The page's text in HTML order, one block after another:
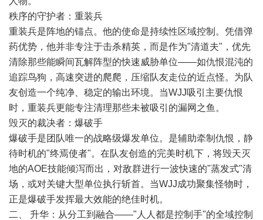
秩序的守护者：重装兵
重装兵是阵地的锚点。他的使命是持续性区域控制。凭借弹
药优势，他并非专注于击杀精英，而是作为"清道夫"，优先
清除那些能瞬间瓦解阵型的快速威胁单位——如仇恨混沌的
追踪鸟狗，高速突进的爬爬，压缩队友走位的近点怪。为队
友创造一个纯净、稳定的输出环境。当WJJ吸引主要仇恨
时，重装兵更能专注清理那些未被吸引的漏网之鱼。
毁灭的裁决者：爆破手
爆破手是团队唯一的战略级爆发单位。是辅助牵制仇恨，静
待时机的"终焉使者"。在队友创造的完美时机下，将毁天灭
地的AOE技能倾泻而出，对敌群进行一波快速的"蒸发式"清
场，或对关键大型单位执行斩首。当WJJ成功聚集怪物时，
正是爆破手发挥最大效能的绝佳时机。
二、 升华：从分工到融合——"人人都是控制手"的全域控制